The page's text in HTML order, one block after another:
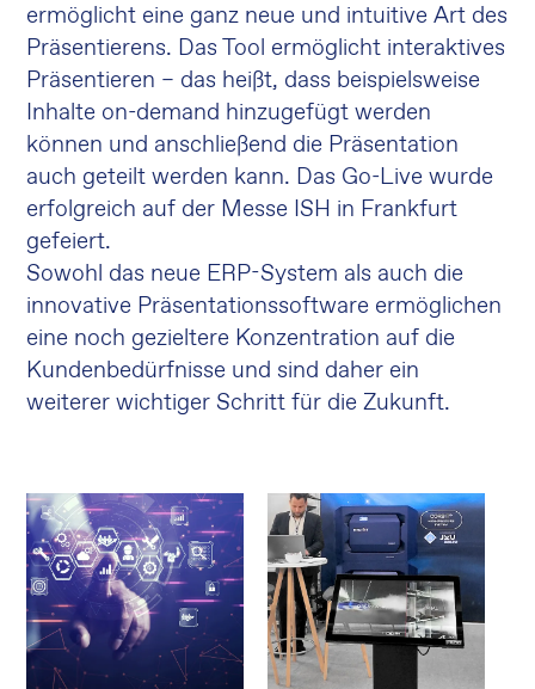
ermöglicht eine ganz neue und intuitive Art des
Präsentierens. Das Tool ermöglicht interaktives
Präsentieren – das heißt, dass beispielsweise
Inhalte on-demand hinzugefügt werden
können und anschließend die Präsentation
auch geteilt werden kann. Das Go-Live wurde
erfolgreich auf der Messe ISH in Frankfurt
gefeiert.
Sowohl das neue ERP-System als auch die
innovative Präsentationssoftware ermöglichen
eine noch gezieltere Konzentration auf die
Kundenbedürfnisse und sind daher ein
weiterer wichtiger Schritt für die Zukunft.